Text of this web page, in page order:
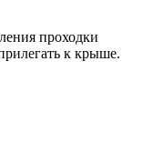
проходки
к крыше.